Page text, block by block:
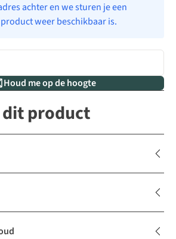
achter en we sturen je een
weer beschikbaar is.
Houd me op de hoogte
product